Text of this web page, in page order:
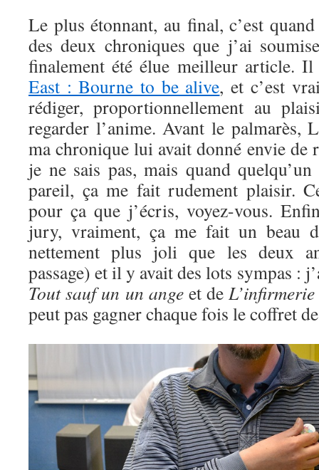
Le plus étonnant, au final, c’est
des deux chroniques que j’ai
finalement été élue meilleur article.
East : Bourne to be alive, et c’est
rédiger, proportionnellement au
regarder l’anime. Avant le palmarès,
ma chronique lui avait donné envie de
je ne sais pas, mais quand
pareil, ça me fait rudement plaisir.
pour ça que j’écris, voyez-vous.
jury, vraiment, ça me fait un beau
nettement plus joli que les deux
passage) et il y avait des lots sympas :
Tout sauf un un angeet de
peut pas gagner chaque fois le coffret